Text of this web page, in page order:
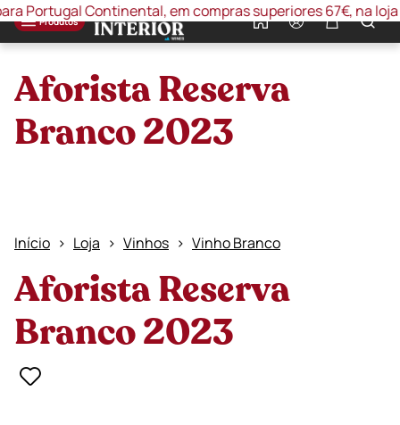
Continental, em compras superiores 67€, na loja
Produtos
0
Aforista Reserva
Branco 2023
Início Loja Vinhos Vinho Branco
Aforista Reserva
Branco 2023